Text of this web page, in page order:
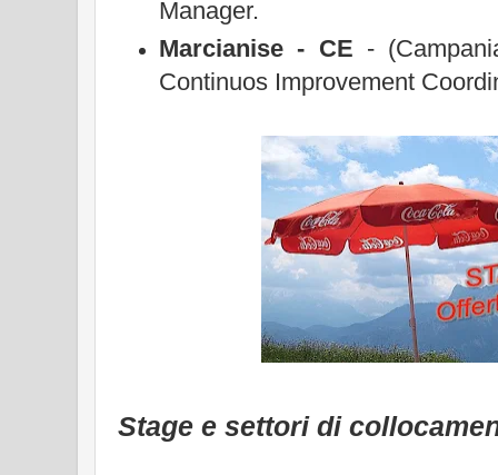
Manager.
Marcianise - CE -
Continuos Improvement
Stage e settori di